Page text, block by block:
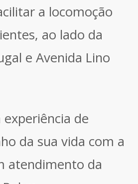
a locomoção
ao lado da
e Avenida Lino
de
da sua vida com a
atendimento da